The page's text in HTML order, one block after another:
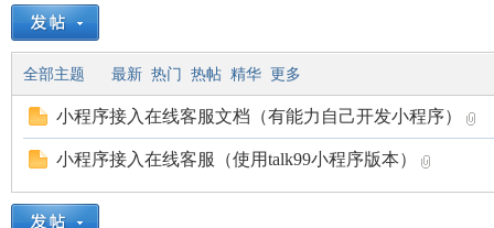
Ta»
全部主题 最新 热门 热帖 精华 更多
小程序接入在线客服文档（有能力自己开发小程序）
小程序接入在线客服（使用talk99小程序版本）